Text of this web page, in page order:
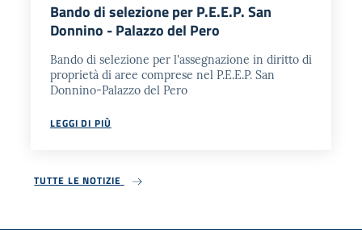
Bando di selezione per P.E.E.P. San
Donnino - Palazzo del Pero
Bando di selezione per l'assegnazione in diritto di
proprietà di aree comprese nel P.E.E.P. San
Donnino-Palazzo del Pero
LEGGI DI PIÙ
TUTTE LE NOTIZIE